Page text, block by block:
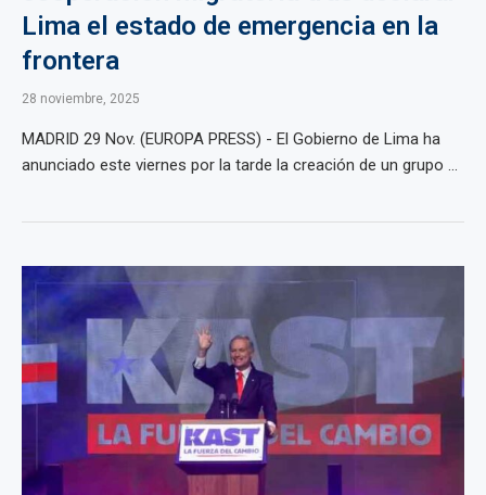
Lima el estado de emergencia en la
frontera
28 noviembre, 2025
MADRID 29 Nov. (EUROPA PRESS) - El Gobierno de Lima ha
anunciado este viernes por la tarde la creación de un grupo ...